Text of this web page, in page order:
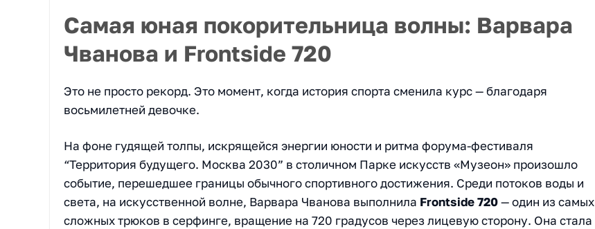
Самая юная покорительница волны: Варвара
Чванова и Frontside 720
Это не просто рекорд. Это момент, когда история спорта сменила курс — благодаря
восьмилетней девочке.
На фоне гудящей толпы, искрящейся энергии юности и ритма форума-фестиваля
“Территория будущего. Москва 2030” в столичном Парке искусств «Музеон» произошло
событие, перешедшее границы обычного спортивного достижения. Среди потоков воды и
света, на искусственной волне, Варвара Чванова выполнила Frontside 720— один из самых
сложных трюков в серфинге, вращение на 720 градусов через лицевую сторону. Она стала